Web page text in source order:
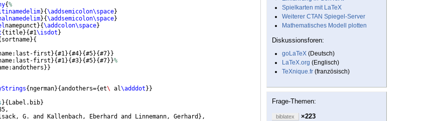
{%
}{\addsemicolon\space}
}{\addsemicolon\space}
namepunct }{\addcolon\space}
{title}{#1\isdot }
sortname}{
first }{#1}{#4}{#5}{#7}}
first }{#1}{#3}{#5}{#7}}%
}}
{ ngerman}{andothers={et\ al\adddot }}
}{ Label.bib}
G. and Kallenbach, Eberhard and Linnemann, Gerhard } ,
Spielkarten mit LaTeX
Weiterer CTAN Spiegel-Server
Mathematisches Modell plotten
Diskussionsforen:
goLaTeX (Deutsch)
LaTeX.org (Englisch)
TeXnique.fr (französisch)
Frage-Themen:
biblatex ×223